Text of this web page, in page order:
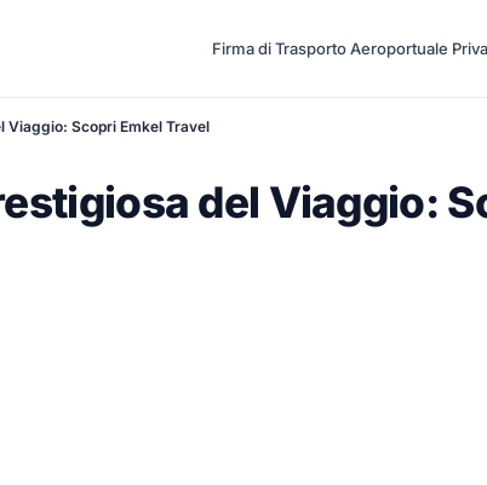
Firma di Trasporto Aeroportuale
Viaggio: Scopri Emkel Travel
del Viaggio: